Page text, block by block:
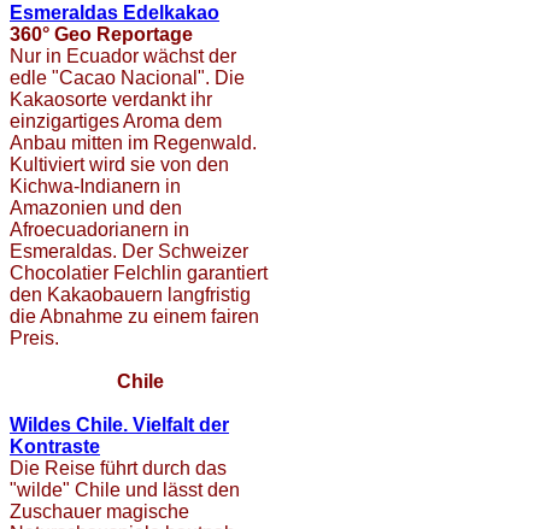
Esmeraldas Edelkakao
360° Geo Reportage
Nur in Ecuador wächst der
edle "Cacao Nacional". Die
Kakaosorte verdankt ihr
einzigartiges Aroma dem
Anbau mitten im Regenwald.
Kultiviert wird sie von den
Kichwa-Indianern in
Amazonien und den
Afroecuadorianern in
Esmeraldas. Der Schweizer
Chocolatier Felchlin garantiert
den Kakaobauern langfristig
die Abnahme zu einem fairen
Preis.
Chile
Wildes Chile. Vielfalt der
Kontraste
Die Reise führt durch das
"wilde" Chile und lässt den
Zuschauer magische